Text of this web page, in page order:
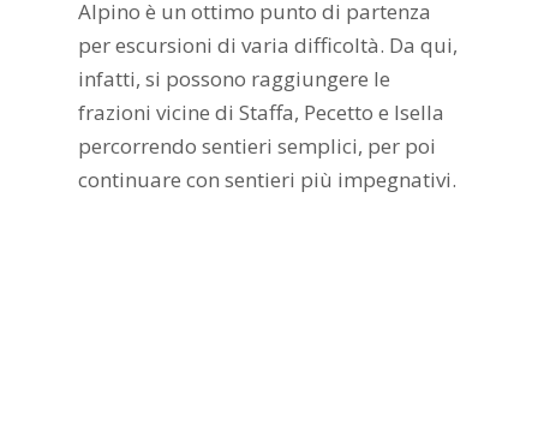
Alpino è un ottimo punto di partenza
per escursioni di varia difficoltà. Da qui,
infatti, si possono raggiungere le
frazioni vicine di Staffa, Pecetto e Isella
percorrendo sentieri semplici, per poi
continuare con sentieri più impegnativi.